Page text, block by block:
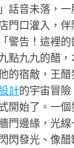
話音未落，
門口灌入，
警告！這裡
點九九的醋
的宿敵，王
計的宇宙冒
開始了。一
門邊緣，光
閃發光、像